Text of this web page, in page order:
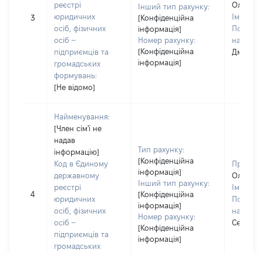
3
реєстрі
юридичних
осіб, фізичних
осіб –
підприємців та
громадських
формувань:
[Не відомо]
Інший тип рахунку:
[Конфіденційна
інформація]
Номер рахунку:
[Конфіденційна
інформація]
Олійник
Ім'я:
По
4
Найменування:
[Член сім'ї не
надав
інформацію]
Код в Єдиному
державному
реєстрі
юридичних
осіб, фізичних
осіб –
підприємців та
громадських
Тип рахунку:
[Конфіденційна
інформація]
Інший тип рахунку:
[Конфіденційна
інформація]
Номер рахунку:
[Конфіденційна
інформація]
Олійник
Ім'я:
По